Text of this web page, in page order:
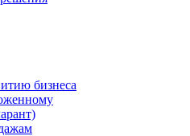
бизнеса